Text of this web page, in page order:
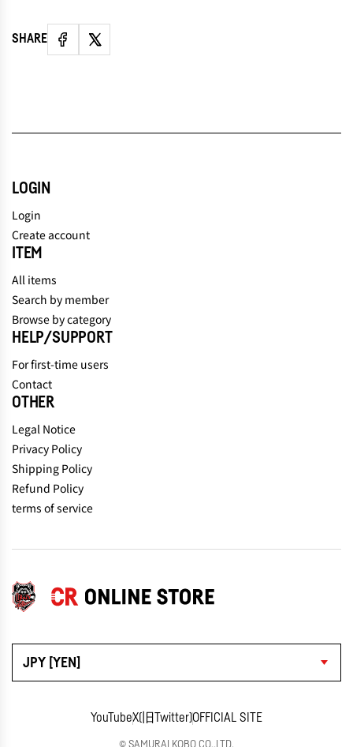
SHARE
JPY [YEN]
YouTubeX(旧Twitter)OFFICIAL SITE
LOGIN
Login
Create account
ITEM
All items
Search by member
Browse by category
HELP/SUPPORT
For first-time users
Contact
OTHER
Legal Notice
Privacy Policy
Shipping Policy
Refund Policy
terms of service